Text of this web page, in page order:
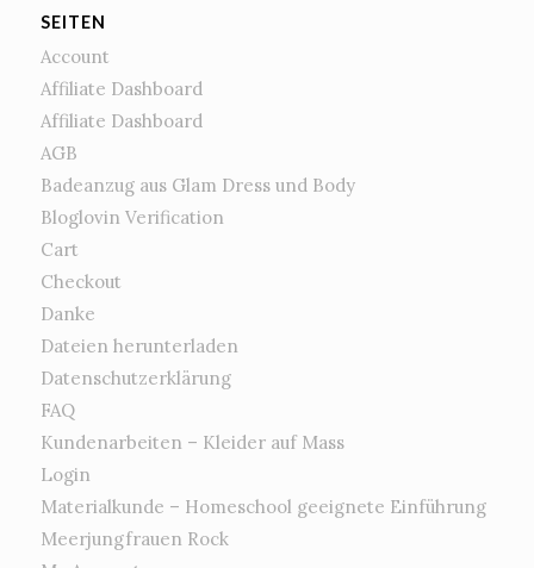
SEITEN
Account
Affiliate Dashboard
Affiliate Dashboard
AGB
Badeanzug aus Glam Dress und Body
Bloglovin Verification
Cart
Checkout
Danke
Dateien herunterladen
Datenschutzerklärung
FAQ
Kundenarbeiten – Kleider auf Mass
Login
Materialkunde – Homeschool geeignete Einführung
Meerjungfrauen Rock